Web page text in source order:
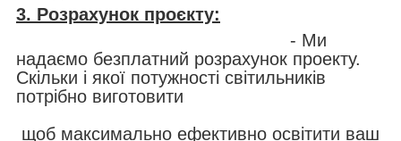
3. Розрахунок проєкту:
- Ми
надаємо безплатний розрахунок проекту.
Скільки і якої потужності світильників
потрібно виготовити
щоб максимально ефективно освітити ваш